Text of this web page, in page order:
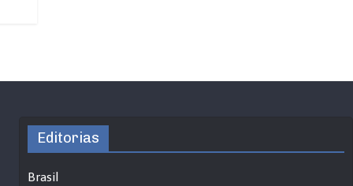
Editorias
Brasil